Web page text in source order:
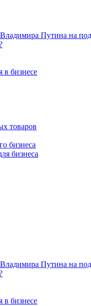
Путина на
в бизнесе
товаров
бизнеса
бизнеса
Путина на
в бизнесе